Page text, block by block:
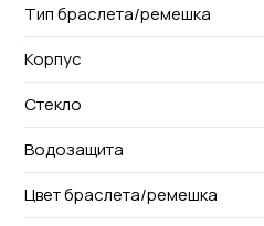
Тип браслета/ремешка
Корпус
Стекло
Водозащита
Цвет браслета/ремешка